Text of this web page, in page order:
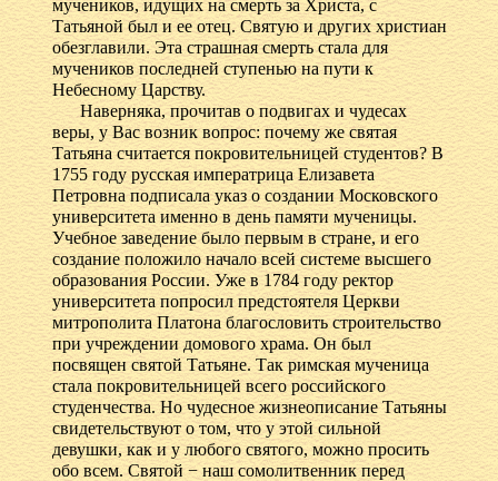
мучеников, идущих на смерть за Христа, с
Татьяной был и ее отец. Святую и других христиан
обезглавили. Эта страшная смерть стала для
мучеников последней ступенью на пути к
Небесному Царству.
Наверняка, прочитав о подвигах и чудесах
веры, у Вас возник вопрос: почему же святая
Татьяна считается покровительницей студентов? В
1755 году русская императрица Елизавета
Петровна подписала указ о создании Московского
университета именно в день памяти мученицы.
Учебное заведение было первым в стране, и его
создание положило начало всей системе высшего
образования России. Уже в 1784 году ректор
университета попросил предстоятеля Церкви
митрополита Платона благословить строительство
при учреждении домового храма. Он был
посвящен святой Татьяне. Так римская мученица
стала покровительницей всего российского
студенчества. Но чудесное жизнеописание Татьяны
свидетельствуют о том, что у этой сильной
девушки, как и у любого святого, можно просить
обо всем. Святой − наш сомолитвенник перед